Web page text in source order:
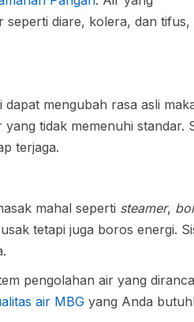
seperti diare, kolera, dan tifus,
mengubah rasa asli
tidak memenuhi standar.
terjaga.
mahal seperti steamer,
tetapi juga boros energi.
pengolahan air yang
air MBG yang Anda